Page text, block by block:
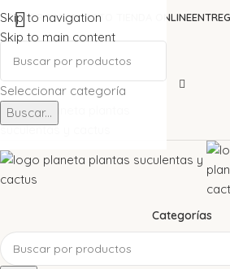
Skip to navigation
Skip to main content
NOSOTROSCONTACTO TIENDA ONLINE
Categorías
Seleccionar categoría
Buscar...